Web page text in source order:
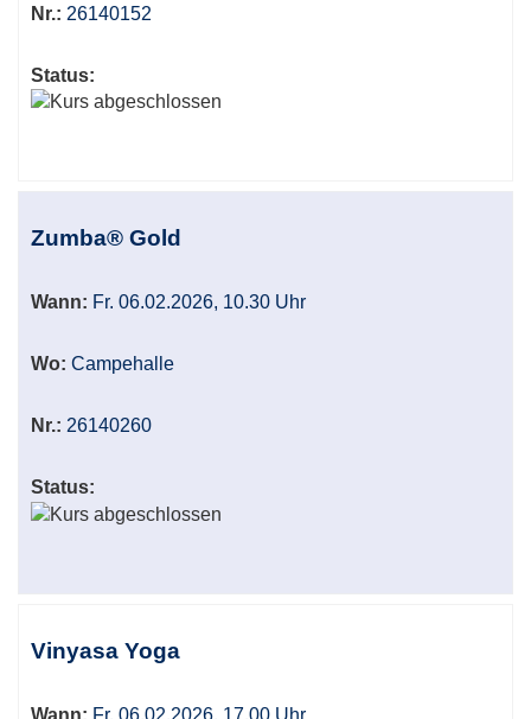
Nr.: 26140152
Status:
Zumba® Gold
Wann: Fr. 06.02.2026, 10.30 Uhr
Wo: Campehalle
Nr.: 26140260
Status:
Vinyasa Yoga